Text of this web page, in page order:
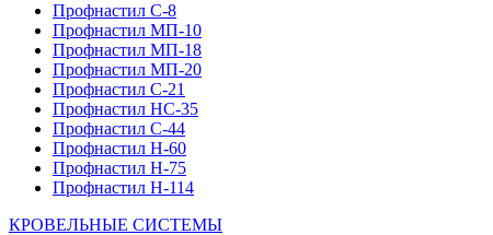
Профнастил С-8
Профнастил МП-10
Профнастил МП-18
Профнастил МП-20
Профнастил С-21
Профнастил НС-35
Профнастил С-44
Профнастил Н-60
Профнастил Н-75
Профнастил Н-114
КРОВЕЛЬНЫЕ СИСТЕМЫ